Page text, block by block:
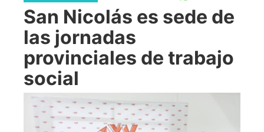
San Nicolás es sede de
las jornadas
provinciales de trabajo
social